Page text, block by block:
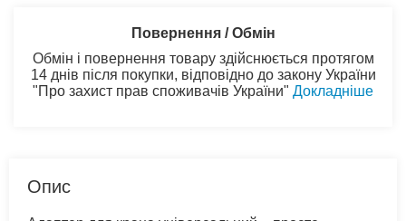
Повернення / Обмін
Обмін і повернення товару здійснюється протягом
14 днів після покупки, відповідно до закону України
"Про захист прав споживачів України" Докладніше
Опис